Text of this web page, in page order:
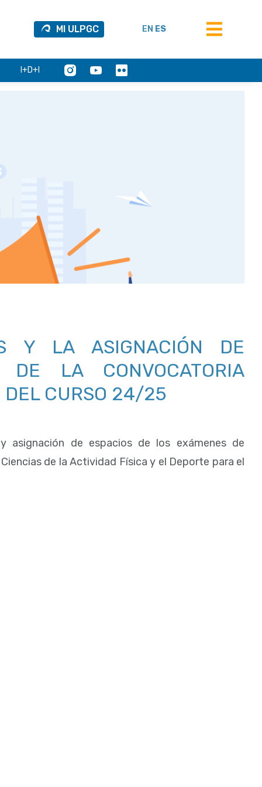
MI ULPGC EN ES
I+D+I
Y LA ASIGNACIÓN DE
LA CONVOCATORIA
DEL CURSO 24/25
asignación de espacios de los exámenes de
de la Actividad Física y el Deporte para el